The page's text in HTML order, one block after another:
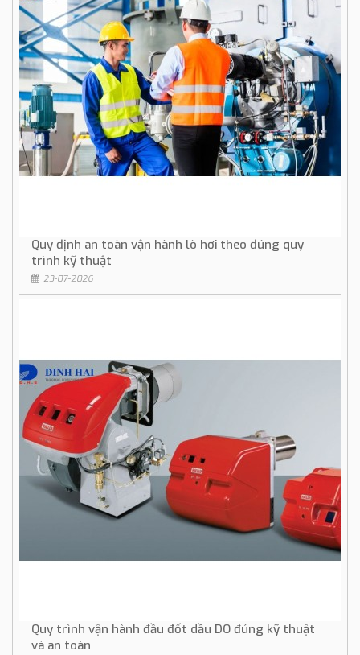
Quy định an toàn vận hành lò hơi theo đúng quy
trình kỹ thuật
23-07-2026
Quy trình vận hành đầu đốt dầu DO đúng kỹ thuật
và an toàn